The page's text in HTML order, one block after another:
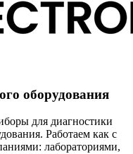
оборудования
для диагностики
Работаем как с
лабораториями,